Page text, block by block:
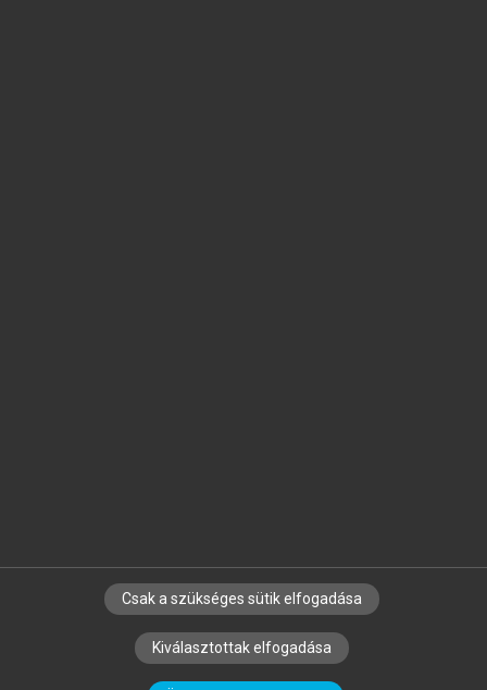
SZERZŐKNEK CÉGEKNEK KÖNYVTÁROSOKNAK
SZERKESZTÉSI ÉS LEKTORÁLÁSI ALAPELVEK
Csak a szükséges sütik elfogadása
Kiválasztottak elfogadása